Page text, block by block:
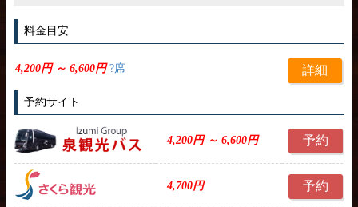
料金目安
4,200円 ～ 6,600円?席 詳細
予約サイト
4,200円 ～ 6,600円 予約
4,700円 予約